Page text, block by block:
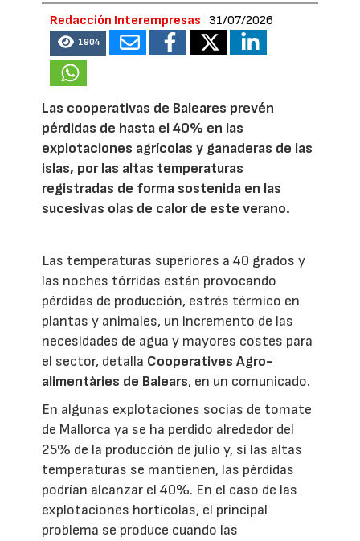
Redacción Interempresas 31/07/2026
1904
Las cooperativas de Baleares prevén
pérdidas de hasta el 40% en las
explotaciones agrícolas y ganaderas de las
islas, por las altas temperaturas
registradas de forma sostenida en las
sucesivas olas de calor de este verano.
Las temperaturas superiores a 40 grados y
las noches tórridas están provocando
pérdidas de producción, estrés térmico en
plantas y animales, un incremento de las
necesidades de agua y mayores costes para
el sector, detalla Cooperatives Agro-
alimentàries de Balears, en un comunicado.
En algunas explotaciones socias de tomate
de Mallorca ya se ha perdido alrededor del
25% de la producción de julio y, si las altas
temperaturas se mantienen, las pérdidas
podrían alcanzar el 40%. En el caso de las
explotaciones hortícolas, el principal
problema se produce cuando las